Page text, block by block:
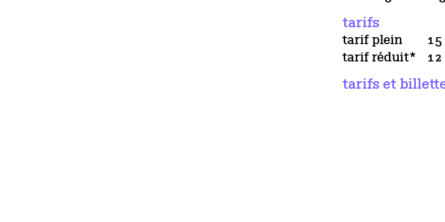
tarifs
tarif plein
tarif réduit*
tarifs et